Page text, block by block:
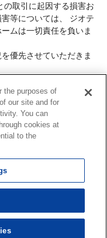
の取引に起因する損害お
等については、 ジオテ
ムは一切責任を負いま
優先させていただきま
より十分な説明を受け、
。
他不動産業務ソリュー
合せはこちら からお願い
ます。
ます。
the purposes of
our site and for
You can
cookies at
to the